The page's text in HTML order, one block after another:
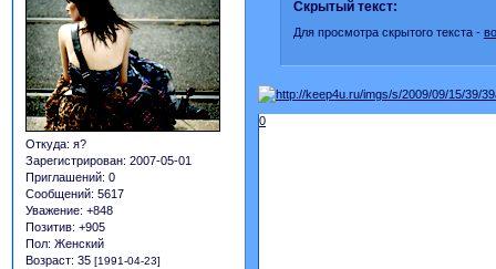
Откуда: я?
Зарегистрирован: 2007-05-01
Приглашений: 0
Сообщений: 5617
Уважение: +848
Позитив: +905
Пол: Женский
Возраст: 35 [1991-04-23]
Скрытый текст:
Для просмотра скрытого текста -
0